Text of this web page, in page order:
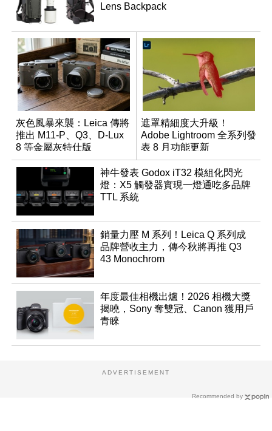
Lens Backpack
灰色風暴來襲：Leica 傳將
推出 M11-P、Q3、D-Lux
8 等金屬灰特仕版
遮罩精細度大升級！
Adobe Lightroom 全系列發
表 8 月功能更新
神牛發表 Godox iT32 模組化閃光
燈：X5 觸發器實現一燈通吃多品牌
TTL 系統
銷量力壓 M 系列！Leica Q 系列成
品牌營收主力，傳今秋將再推 Q3
43 Monochrom
年度最佳相機出爐！2026 相機大獎
揭曉，Sony 奪雙冠、Canon 獲用戶
青睞
Recommended by
ADVERTISEMENT